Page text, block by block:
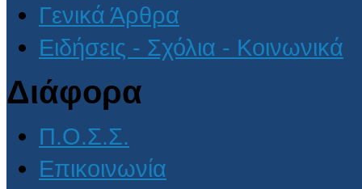
Γενικά Άρθρα
Ειδήσεις - Σχόλια - Κοινωνικά
Διάφορα
Π.Ο.Σ.Σ.
Επικοινωνία